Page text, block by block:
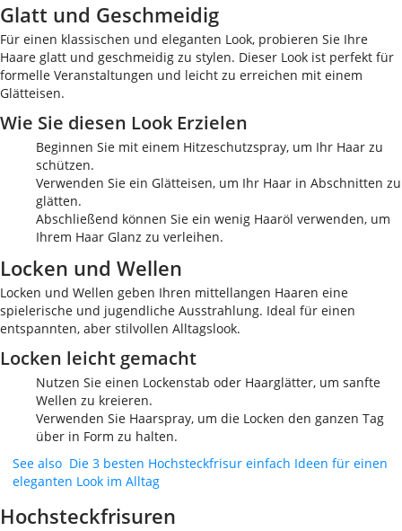
Glatt und Geschmeidig
Für einen klassischen und eleganten Look, probieren Sie Ihre
Haare glatt und geschmeidig zu stylen. Dieser Look ist perfekt für
formelle Veranstaltungen und leicht zu erreichen mit einem
Glätteisen.
Wie Sie diesen Look Erzielen
Beginnen Sie mit einem Hitzeschutzspray, um Ihr Haar zu
schützen.
Verwenden Sie ein Glätteisen, um Ihr Haar in Abschnitten zu
glätten.
Abschließend können Sie ein wenig Haaröl verwenden, um
Ihrem Haar Glanz zu verleihen.
Locken und Wellen
Locken und Wellen geben Ihren mittellangen Haaren eine
spielerische und jugendliche Ausstrahlung. Ideal für einen
entspannten, aber stilvollen Alltagslook.
Locken leicht gemacht
Nutzen Sie einen Lockenstab oder Haarglätter, um sanfte
Wellen zu kreieren.
Verwenden Sie Haarspray, um die Locken den ganzen Tag
über in Form zu halten.
See also Die 3 besten Hochsteckfrisur einfach Ideen für einen
eleganten Look im Alltag
Hochsteckfrisuren